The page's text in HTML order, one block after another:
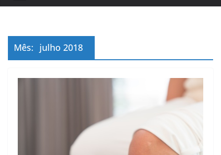
Mês: julho 2018